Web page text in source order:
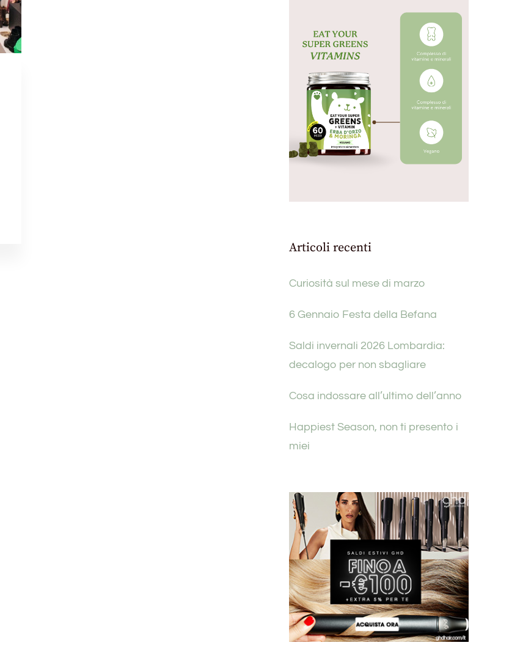
Articoli recenti
Curiosità sul mese di marzo
6 Gennaio Festa della Befana
Saldi invernali 2026 Lombardia:
decalogo per non sbagliare
Cosa indossare all’ultimo dell’anno
Happiest Season, non ti presento i
miei